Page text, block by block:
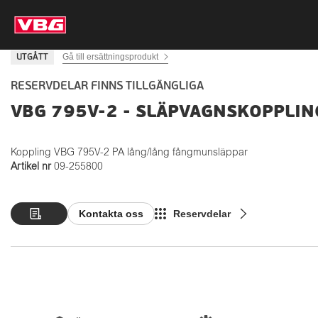
UTGÅTT Gå till ersättningsprodukt
RESERVDELAR FINNS TILLGÄNGLIGA
VBG 795V-2 -
Koppling VBG 795V-2 PA lång/lång fångmunsläppar
Artikel nr 09-255800
Kontakta oss Reservdelar